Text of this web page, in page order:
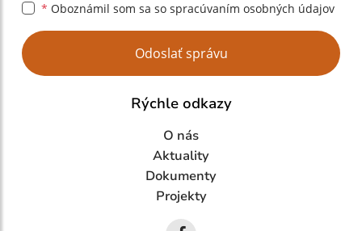
* Oboznámil som sa so spracúvaním osobných údajov
Google reCaptcha Response
Odoslať správu
Rýchle odkazy
O nás
Aktuality
Dokumenty
Projekty